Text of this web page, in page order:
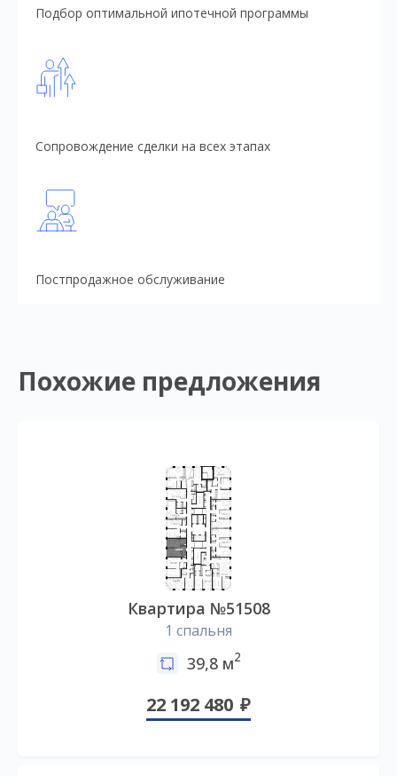
Подбор оптимальной ипотечной программы
Сопровождение сделки на всех этапах
Постпродажное обслуживание
Похожие предложения
Квартира №51508
1 спальня
39,8 м2
22 192 480